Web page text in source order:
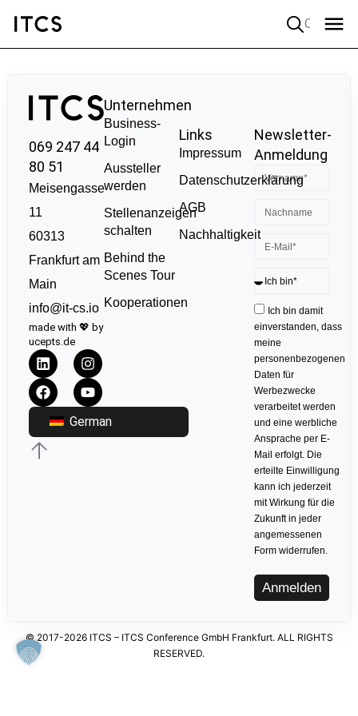
069 247 44
80 51
Meisengasse
11
60313
Frankfurt am
Main
info@it-cs.io
made with 💖 by
ucepts.de
German
Unternehmen
Business-
Login
Aussteller
werden
Stellenanzeigen
schalten
Behind the
Scenes Tour
Kooperationen
Links
Impressum
Datenschutzerklärung
AGB
Nachhaltigkeit
Newsletter-
Anmeldung
Ich bin damit
einverstanden, dass
meine
personenbezogenen
Daten für
Werbezwecke
verarbeitet werden
und eine werbliche
Ansprache per E-
Mail erfolgt. Die
erteilte Einwilligung
kann ich jederzeit
mit Wirkung für die
Zukunft in jeder
angemessenen
Form widerrufen.
Anmelden
© 2017-2026 ITCS – ITCS Conference GmbH Frankfurt. ALL RIGHTS
RESERVED.